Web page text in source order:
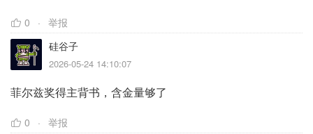
0
举报
硅谷子
2026-05-24 14:10:07
菲尔兹奖得主背书，含金量够了
0 举报